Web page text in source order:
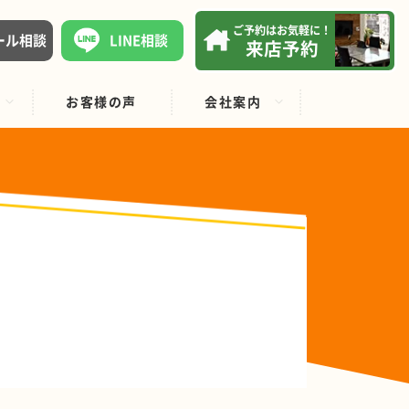
ル相談 LINE相談
ご予約はお気軽に！
来店予約
お客様の声 会社案内